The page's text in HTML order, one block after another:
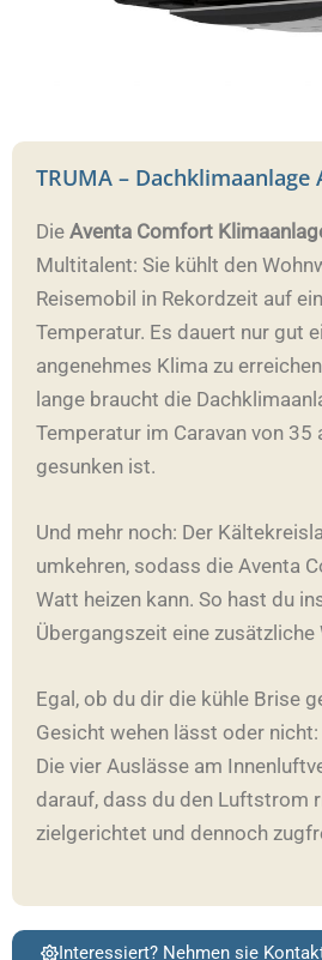
TRUMA –
Die Aventa Comfort
Multitalent: Sie kühlt den
Reisemobil in Rekordzeit auf
Temperatur. Es dauert nur gut
angenehmes Klima zu
lange braucht die
Temperatur im Caravan von 35
gesunken ist.
Und mehr noch: Der
umkehren, sodass die Aventa
Watt heizen kann. So hast du
Übergangszeit eine zusätzliche
Egal, ob du dir die kühle Brise
Gesicht wehen lässt oder
Die vier Auslässe am
darauf, dass du den Luftstrom
zielgerichtet und dennoch
Interessiert? Nehmen sie